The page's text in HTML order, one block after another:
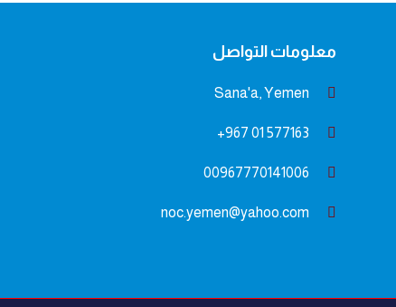
معلومات التواصل
Sana'a, Yemen
577163 01 967+
00967770141006
noc.yemen@yahoo.com